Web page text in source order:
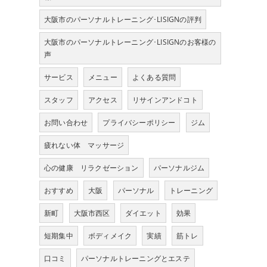
大阪市のパーソナルトレーニング･LISIGNの評判
大阪市のパーソナルトレーニング･LISIGNのお客様の
声
サービス メニュー よくある質問
スタッフ アクセス リサインアンドコト
お問い合わせ プライバシーポリシー ジム
疲れない体 マッサージ
心の健康 リラクゼーション パーソナルジム
おすすめ 大阪 パーソナル トレーニング
新町 大阪市西区 ダイエット 効果
短期集中 ボディメイク 実績 筋トレ
口コミ パーソナルトレーニングとエステ